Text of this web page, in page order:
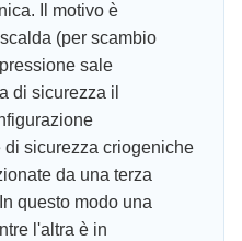
Il motivo è
(per scambio
sale
di sicurezza il
sicurezza criogeniche
da una terza
questo modo una
l'altra è in